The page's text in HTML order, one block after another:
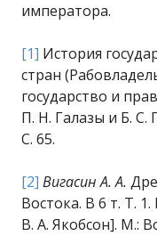
императора.
[1] История
стран
государство и
П. Н. Галазы и Б. С.
С. 65.
[2] Вигасин А. А.
Востока. В 6 т. Т.
В. А. Якобсон]. М.: